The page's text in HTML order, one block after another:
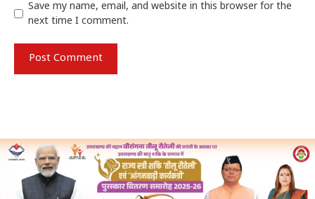
Save my name, email, and website in this browser for the
next time I comment.